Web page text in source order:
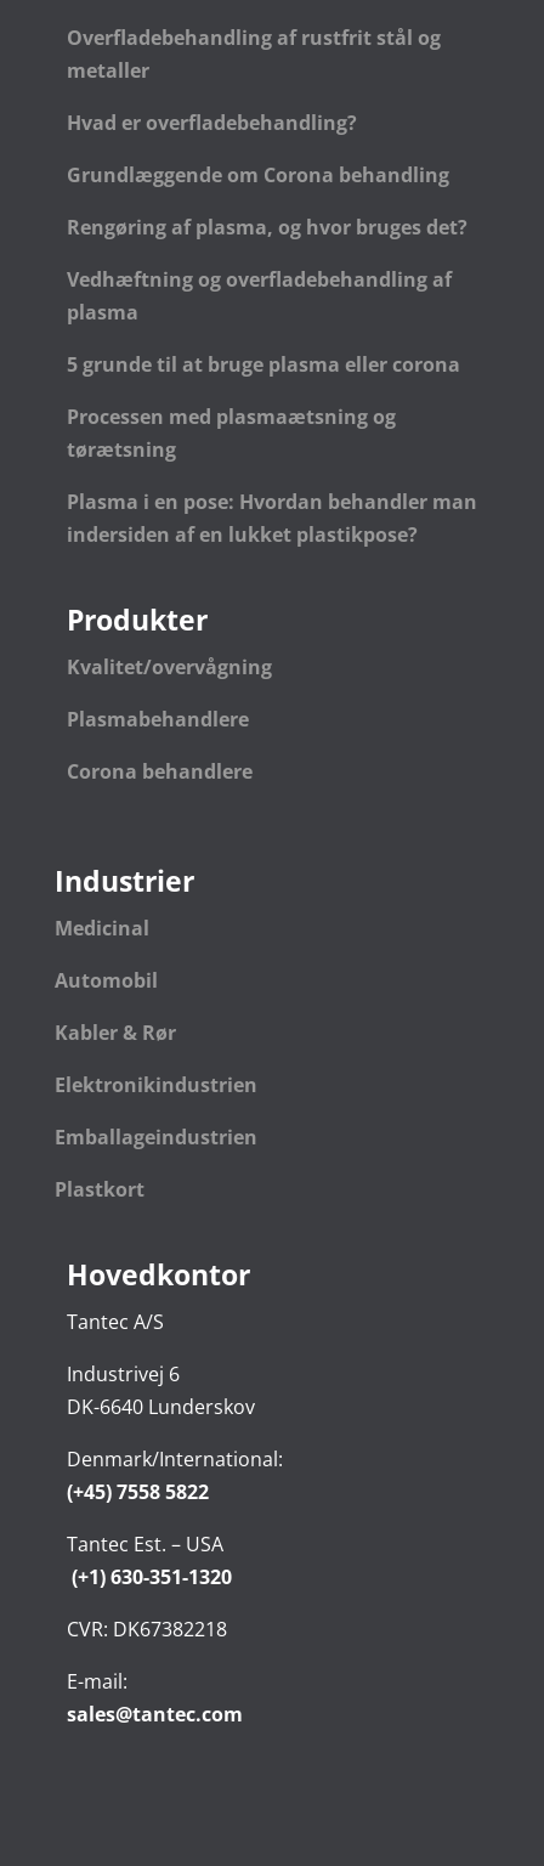
Overfladebehandling af rustfrit stål og
metaller
Hvad er overfladebehandling?
Grundlæggende om Corona behandling
Rengøring af plasma, og hvor bruges det?
Vedhæftning og overfladebehandling af
plasma
5 grunde til at bruge plasma eller corona
Processen med plasmaætsning og
tørætsning
Plasma i en pose: Hvordan behandler man
indersiden af en lukket plastikpose?
Produkter
Kvalitet/overvågning
Plasmabehandlere
Corona behandlere
Industrier
Medicinal
Automobil
Kabler & Rør
Elektronikindustrien
Emballageindustrien
Plastkort
Hovedkontor
Tantec A/S
Industrivej 6
DK-6640 Lunderskov
Denmark/International:
(+45) 7558 5822
Tantec Est. – USA
(+1) 630-351-1320
CVR: DK67382218
E-mail:
sales@tantec.com